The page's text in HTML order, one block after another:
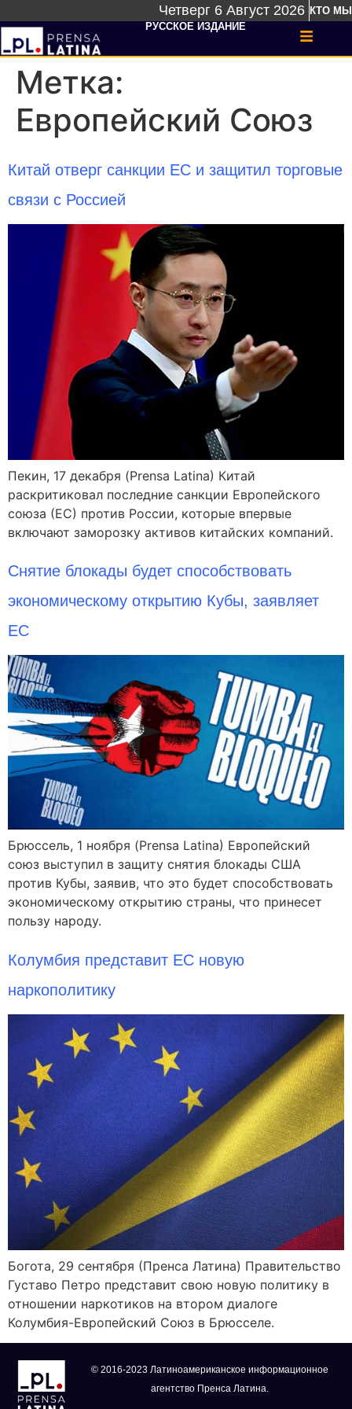
Четверг 6 Август 2026 КТО МЫ
РУССКОЕ ИЗДАНИЕ
Метка:
Европейский Союз
Китай отверг санкции ЕС и защитил торговые
связи с Россией
Пекин, 17 декабря (Prensa Latina) Китай
раскритиковал последние санкции Европейского
союза (ЕС) против России, которые впервые
включают заморозку активов китайских компаний.
Снятие блокады будет способствовать
экономическому открытию Кубы, заявляет
ЕС
Брюссель, 1 ноября (Prensa Latina) Европейский
союз выступил в защиту снятия блокады США
против Кубы, заявив, что это будет способствовать
экономическому открытию страны, что принесет
пользу народу.
Колумбия представит ЕС новую
наркополитику
Богота, 29 сентября (Пренса Латина) Правительство
Густаво Петро представит свою новую политику в
отношении наркотиков на втором диалоге
Колумбия-Европейский Союз в Брюсселе.
© 2016-2023 Латиноамериканское информационное
агентство Пренса Латина.